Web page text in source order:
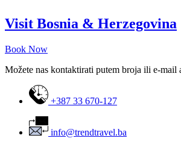
Visit Bosnia & Herzegovina
Book Now
Možete nas kontaktirati putem broja ili e-mail
+387 33 670-127
info@trendtravel.ba